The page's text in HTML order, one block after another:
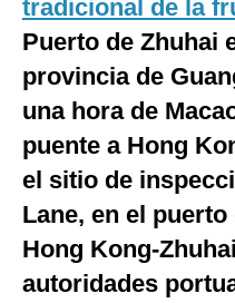
G de Gestión
Notas Contratadas
Podcast
Gestión TV
Videos
tradicional de la
Puerto de Zhuhai
provincia de
una hora de
puente a Hong
el sitio de
Lane, en el
Hong Kong-
autoridades